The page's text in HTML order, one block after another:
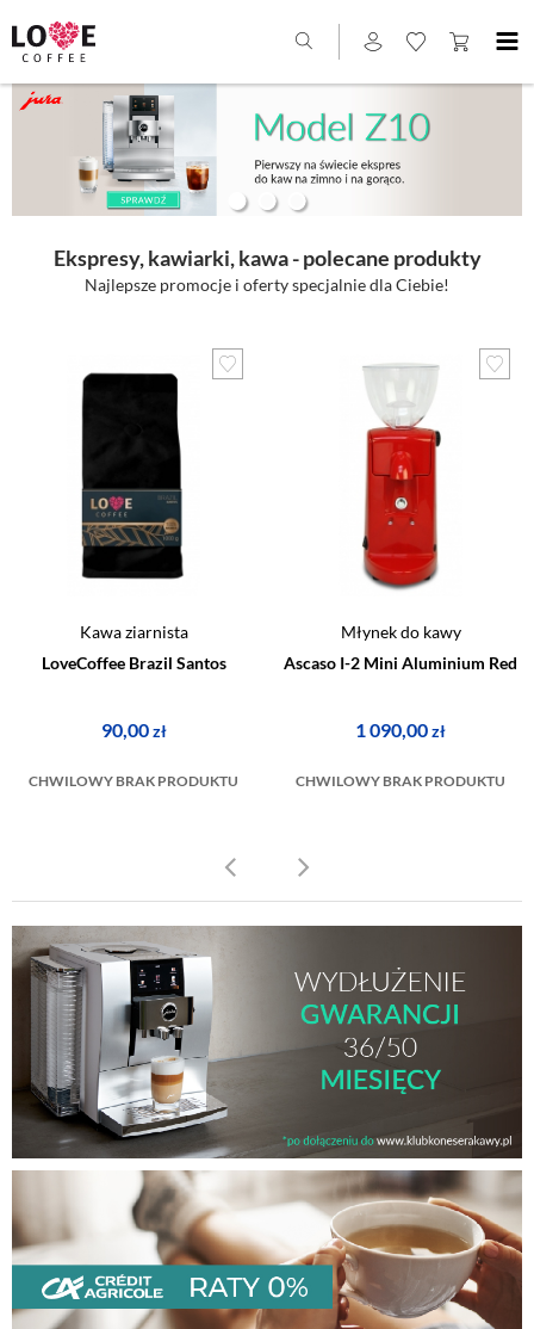
Ekspresy, kawiarki, kawa - polecane produkty
Najlepsze promocje i oferty specjalnie dla Ciebie!
Kawa ziarnista
LoveCoffee Brazil Santos
90,00zł
CHWILOWY BRAK PRODUKTU
Młynek do kawy
Ascaso I-2 Mini Aluminium Red
1 090,00zł
CHWILOWY BRAK PRODUKTU